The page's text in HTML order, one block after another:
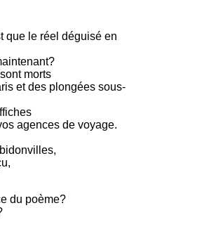
que le réel déguisé en
morts
et des plongées sous-
agences de voyage.
du poème?